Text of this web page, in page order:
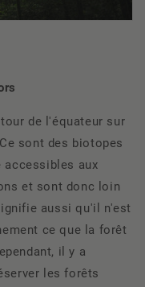
de l'équateur sur
sont des biotopes
accessibles aux
et sont donc loin
aussi qu'il n'est
ce que la forêt
il y a
les forêts